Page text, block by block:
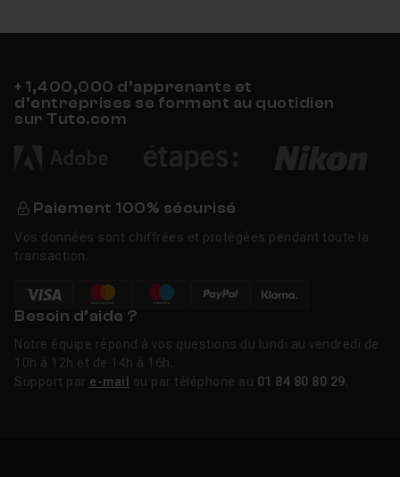
morceaux, une partie du parcours est dédiée aux droits
saurez quoi générer, où le distribuer, et comment éviter
les pièges de propriété intellectuelle propres à la
déployée le 26 mars 2026. Trois fonctionnalités
abonnés Pro et Premier de cloner leur propre voix à
partir d'un acapella ou d'un enregistrement smartphone,
personnalisée du modèle sur au moins six de vos
morceaux originaux, et
My Taste
, une couche de
+ 1,400,000 d’apprenants et
d’entreprises se forment au quotidien
sur Tuto.com
Paiement 100% sécurisé
Vos données sont chiffrées et protégées pendant toute la
transaction.
Besoin d’aide ?
Notre équipe répond à vos questions du lundi au vendredi de
10h à 12h et de 14h à 16h.
Support par e-mail ou par téléphone au 01 84 80 80 29